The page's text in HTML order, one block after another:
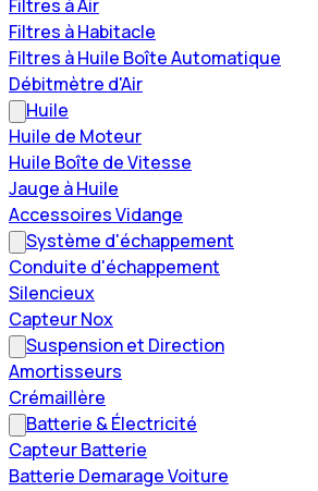
Filtres à Air
Filtres à Habitacle
Filtres à Huile Boîte Automatique
Débitmètre d'Air
Huile
Huile de Moteur
Huile Boîte de Vitesse
Jauge à Huile
Accessoires Vidange
Système d'échappement
Conduite d'échappement
Silencieux
Capteur Nox
Suspension et Direction
Amortisseurs
Crémaillère
Batterie & Électricité
Capteur Batterie
Batterie Demarage Voiture